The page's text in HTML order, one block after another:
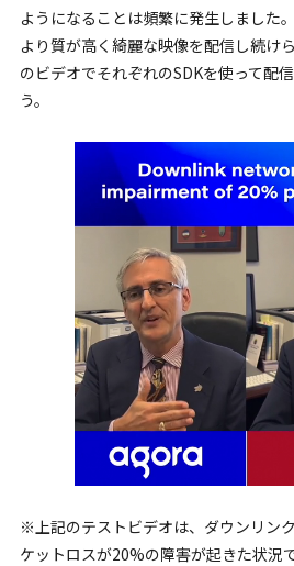
ようになることは頻繁に発生しました
より質が高く綺麗な映像を配信し続け
のビデオでそれぞれのSDKを使って配
う。
※上記のテストビデオは、ダウンリン
ケットロスが20%の障害が起きた状況